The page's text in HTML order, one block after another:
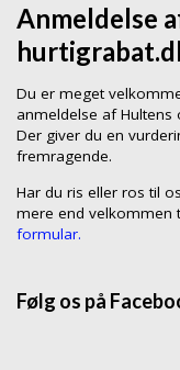
Anmeldelse
Du er meget
anmeldelse af
Der giver du en
fremragende.
Har du ris eller ros til
mere end velkommen
formular.
Følg os på